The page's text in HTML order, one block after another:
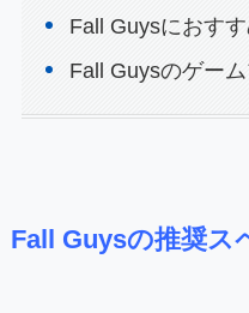
Fall Guysにおす
Fall Guysのゲー
Fall Guysの推奨ス